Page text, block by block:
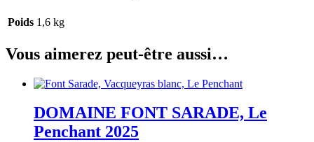
Poids 1,6 kg
Vous aimerez peut-être aussi…
DOMAINE FONT SARADE, Le
Penchant 2025